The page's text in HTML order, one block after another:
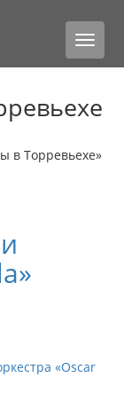
Toggle
в Торревьехе»